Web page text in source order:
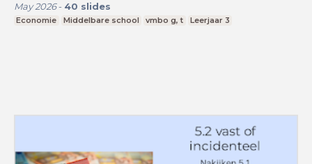
May 2026- 40 slides
Economie Middelbare school vmbo g, t Leerjaar 3